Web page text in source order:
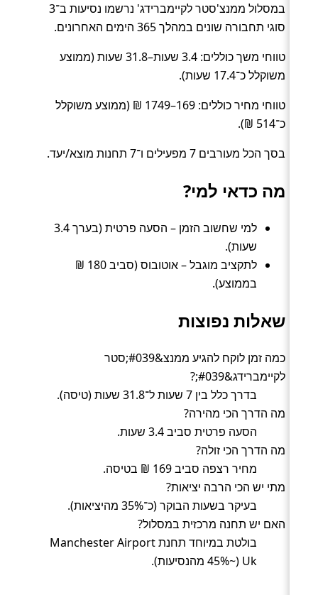
במסלול ממנצ'סטר לקיימברידג' נרשמו נסיעות ב־3
סוגי תחבורה שונים במהלך 365 הימים האחרונים.
טווחי משך כוללים: 3.4 שעות–31.8 שעות (ממוצע
משוקלל כ־17.4 שעות).
טווחי מחיר כוללים: 169–1749 ₪ (ממוצע משוקלל
כ־514 ₪).
בסך הכל מעורבים 7 מפעילים ו־7 תחנות מוצא/יעד.
מה כדאי למי?
למי שחשוב הזמן – הסעה פרטית (בערך 3.4
שעות).
לתקציב מוגבל – אוטובוס (סביב 180 ₪
בממוצע).
שאלות נפוצות
כמה זמן לוקח להגיע ממנצ&#039;סטר
לקיימברידג&#039;?
בדרך כלל בין 7 שעות ל־31.8 שעות (טיסה).
מה הדרך הכי מהירה?
הסעה פרטית סביב 3.4 שעות.
מה הדרך הכי זולה?
מחיר רצפה סביב 169 ₪ בטיסה.
מתי יש הכי הרבה יציאות?
בעיקר בשעות הבוקר (כ־35% מהיציאות).
האם יש תחנה מרכזית במסלול?
בולטת במיוחד תחנת Manchester Airport
Uk (~45% מהנסיעות).